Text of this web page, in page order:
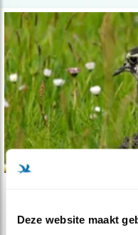
Deze website maakt
EU-